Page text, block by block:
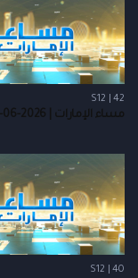
S12 | 42
مساء الإمارات | 2026-06-10
S12 | 40